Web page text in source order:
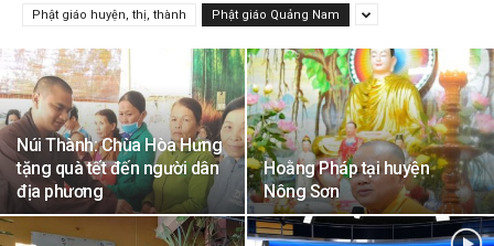
Phật giáo huyện, thị, thành Phật giáo Quảng Nam
Núi Thành: Chùa Hòa Hưng
tặng quà tết đến người dân
địa phương
Hoằng Pháp tại huyện
Nông Sơn